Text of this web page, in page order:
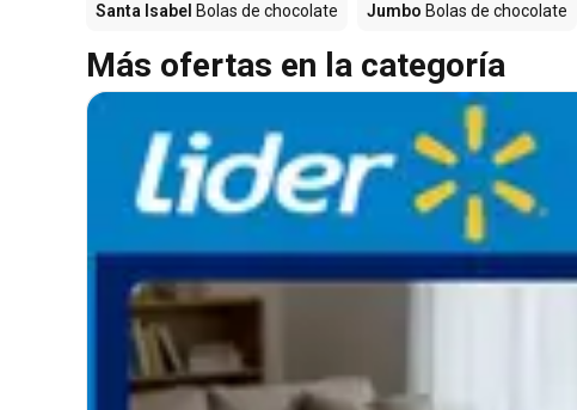
Santa Isabel Bolas de chocolate Jumbo Bolas de chocolate
Más ofertas en la categoría